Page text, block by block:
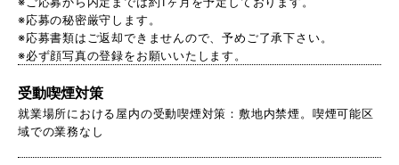
※応募の秘密厳守します。
※応募書類はご返却できませんので、予めご了承下さい。
※必ず顔写真の登録をお願いいたします。
受動喫煙対策
就業場所における屋内の受動喫煙対策：敷地内禁煙。喫煙可能区
域での業務なし